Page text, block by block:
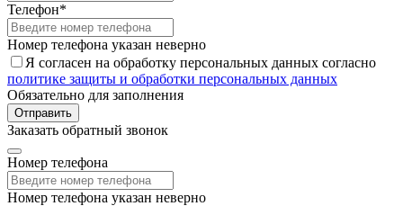
Телефон*
Номер телефона указан неверно
Я согласен на обработку персональных данных согласно
политике защиты и обработки персональных данных
Обязательно для заполнения
Отправить
Заказать обратный звонок
Номер телефона
Номер телефона указан неверно